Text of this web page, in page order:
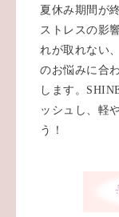
夏休み期間が
ストレスの影
れが取れない
のお悩みに合
します。
ッシュし、軽
う！